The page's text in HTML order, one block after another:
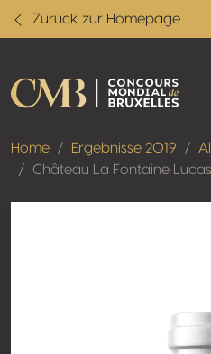
Zurück zur Homepage
Home Ergebnisse 2019
Château La Fontaine